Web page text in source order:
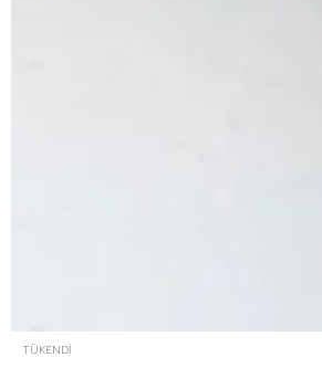
TÜKENDI